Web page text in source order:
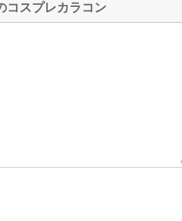
コスプレカラコン